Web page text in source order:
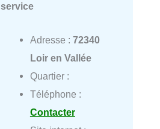
service
Adresse : 72340
Loir en Vallée
Quartier :
Téléphone :
Contacter